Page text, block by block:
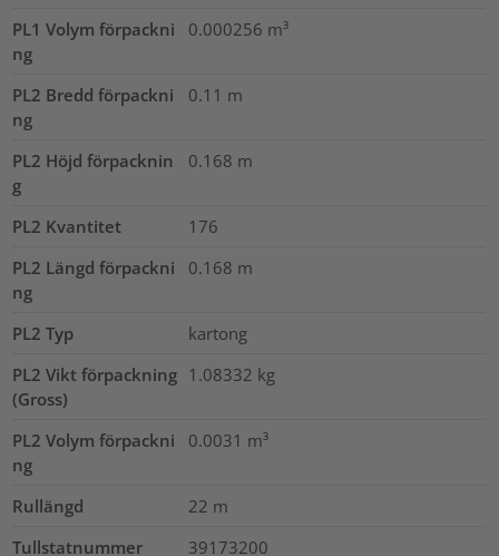
PL1 Volym förpackni
ng
0.000256 m³
PL2 Bredd förpackni
ng
0.11 m
PL2 Höjd förpacknin
g
0.168 m
PL2 Kvantitet
176
PL2 Längd förpackni
ng
0.168 m
PL2 Typ
kartong
PL2 Vikt förpackning
(Gross)
1.08332 kg
PL2 Volym förpackni
ng
0.0031 m³
Rullängd 22 m
Tullstatnummer
39173200